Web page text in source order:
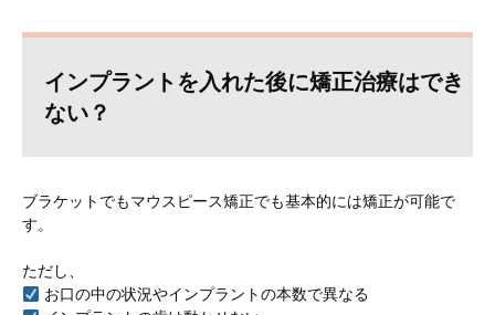
インプラントを入れた後に矯正治療はでき
ない？
ブラケットでもマウスピース矯正でも基本的には矯正が可能で
す。
ただし、
お口の中の状況やインプラントの本数で異なる